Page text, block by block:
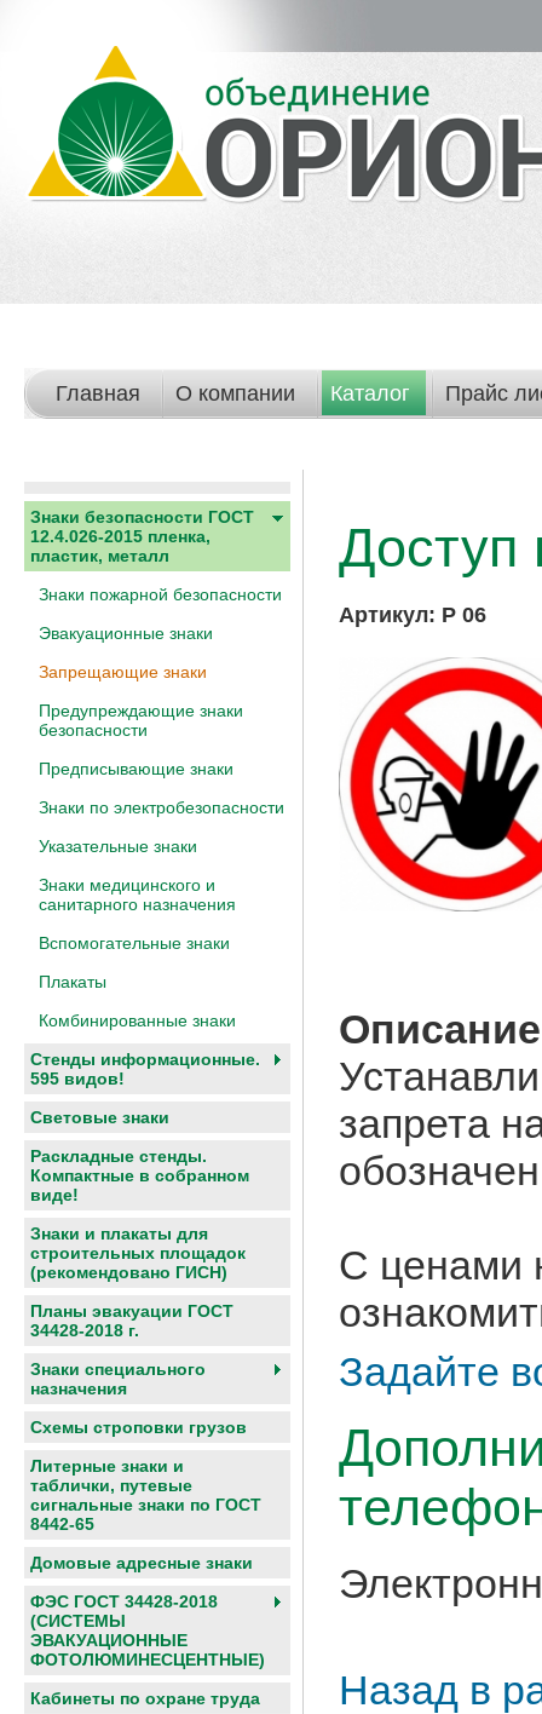
Главная О компании Каталог Прайс
Знаки безопасности ГОСТ
12.4.026-2015 пленка,
пластик, металл
Знаки пожарной безопасности
Эвакуационные знаки
Запрещающие знаки
Предупреждающие знаки
безопасности
Предписывающие знаки
Знаки по электробезопасности
Указательные знаки
Знаки медицинского и
санитарного назначения
Вспомогательные знаки
Плакаты
Комбинированные знаки
Стенды информационные.
595 видов!
Световые знаки
Раскладные стенды.
Компактные в собранном
виде!
Знаки и плакаты для
строительных площадок
(рекомендовано ГИСН)
Планы эвакуации ГОСТ
34428-2018 г.
Знаки специального
назначения
Схемы строповки грузов
Литерные знаки и
таблички, путевые
сигнальные знаки по ГОСТ
8442-65
Домовые адресные знаки
ФЭС ГОСТ 34428-2018
(СИСТЕМЫ
ЭВАКУАЦИОННЫЕ
ФОТОЛЮМИНЕСЦЕНТНЫЕ)
Кабинеты по охране труда
Доступ
Артикул: P 06
запрета
С ценами
Задайте
Назад в